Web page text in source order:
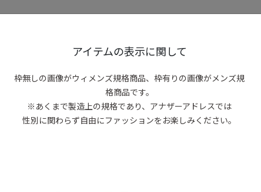
アイテムの表示に関して
枠無しの画像がウィメンズ規格商品、 枠有りの画像がメンズ規
格商品です。
※あくまで製造上の規格であり、アナザーアドレスでは
性別に関わらず自由にファッションをお楽しみください。